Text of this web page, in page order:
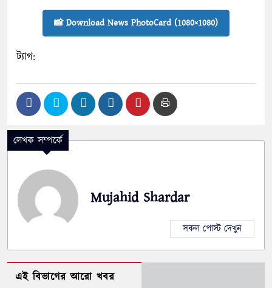
📸 Download News PhotoCard (1080×1080)
ট্যাগ:
লেখক সম্পর্কে
Mujahid Shardar
সকল পোস্ট দেখুন
এই বিভাগের আরো খবর